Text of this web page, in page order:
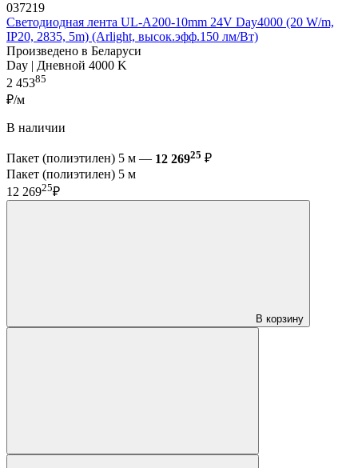
037219
Светодиодная лента UL-A200-10mm 24V Day4000 (20 W/m,
IP20, 2835, 5m) (Arlight, высок.эфф.150 лм/Вт)
Произведено в Беларуси
Day | Дневной 4000 K
2 45385
₽/м
В наличии
Пакет (полиэтилен) 5 м — 12 26925 ₽
Пакет (полиэтилен) 5 м
12 26925₽
В корзину